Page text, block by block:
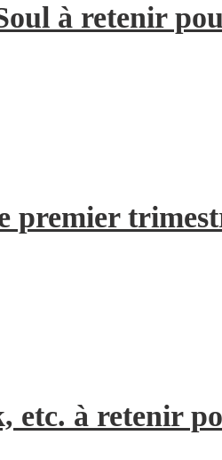
à retenir
premier
etc. à retenir